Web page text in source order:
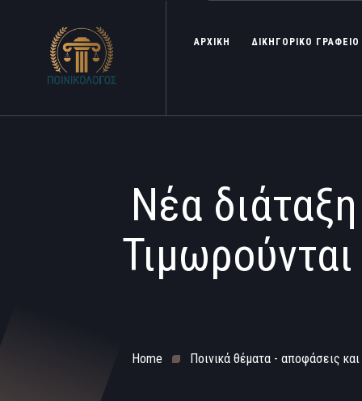
ΑΡΧΙΚΗ ΔΙΚΗΓΟΡΙΚΟ ΓΡΑΦΕΙΟ
Νέα
Home Ποινικά θέματα - αποφάσεις και